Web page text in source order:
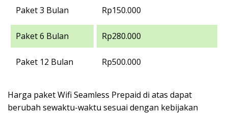
Paket 3 Bulan Rp150.000
Paket 6 Bulan Rp280.000
Paket 12 Bulan Rp500.000
Harga paket Wifi Seamless Prepaid di atas dapat
berubah sewaktu-waktu sesuai dengan kebijakan